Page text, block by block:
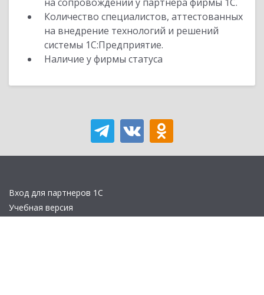
Количество специалистов, аттестованных
на внедрение технологий и решений
системы 1С:Предприятие.
Наличие у фирмы статуса
Вход для партнеров 1С
Учебная версия